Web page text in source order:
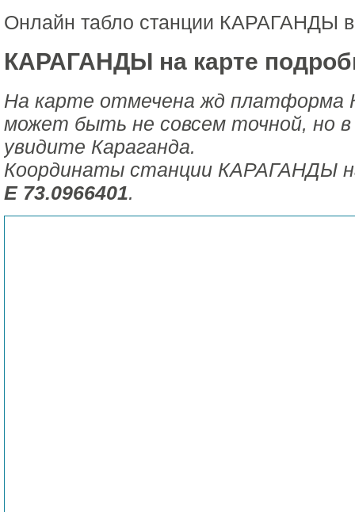
Онлайн табло станции КАРАГАНДЫ
КАРАГАНДЫ на карте
На карте отмечена жд
может быть не совсем точной, но
увидите Караганда.
Координаты станции КАРАГАНДЫ
E 73.0966401.